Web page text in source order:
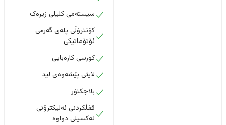
سیستەمی کلیلی زیرەک
کۆنترۆڵی پلەی گەرمی
ئۆتۆماتیکی
کورسی کارەبایی
لایتی پێشەوەی لید
بلاجکتۆر
قفڵکردنی ئەلیکترۆنی
ئەکسیلی دواوە